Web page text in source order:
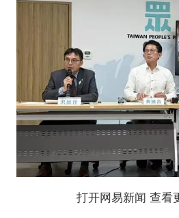
打开网易新闻 查看